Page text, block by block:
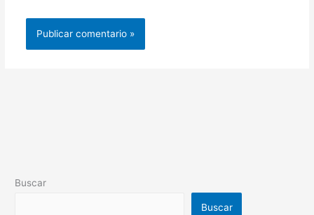
Buscar
Buscar